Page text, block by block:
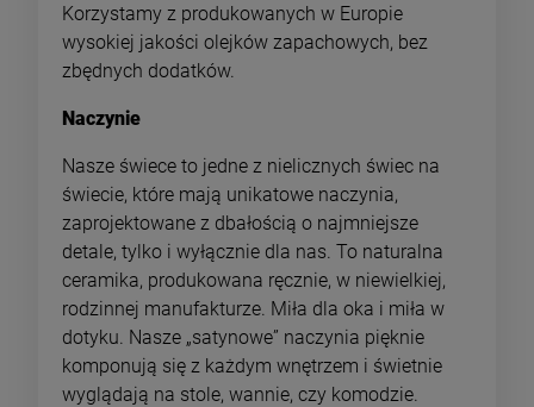
Korzystamy z produkowanych w Europie
wysokiej jakości olejków zapachowych, bez
zbędnych dodatków.
Naczynie
Nasze świece to jedne z nielicznych świec na
świecie, które mają unikatowe naczynia,
zaprojektowane z dbałością o najmniejsze
detale, tylko i wyłącznie dla nas. To naturalna
ceramika, produkowana ręcznie, w niewielkiej,
rodzinnej manufakturze. Miła dla oka i miła w
dotyku. Nasze „satynowe” naczynia pięknie
komponują się z każdym wnętrzem i świetnie
wyglądają na stole, wannie, czy komodzie.